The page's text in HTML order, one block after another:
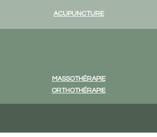
ACUPUNCTURE
MASSOTHÉRAPIE
ORTHOTHÉRAPIE